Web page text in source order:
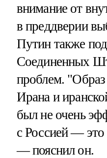
внимание от
в преддверии
Путин также
Соединенных
проблем. "Образ
Ирана и
был не очень
с Россией — это
— пояснил он.